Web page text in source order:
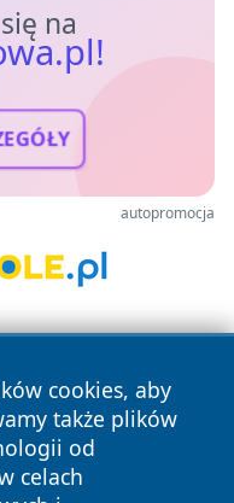
na
autopromocja
cookies, aby
także plików
od
celachprawa